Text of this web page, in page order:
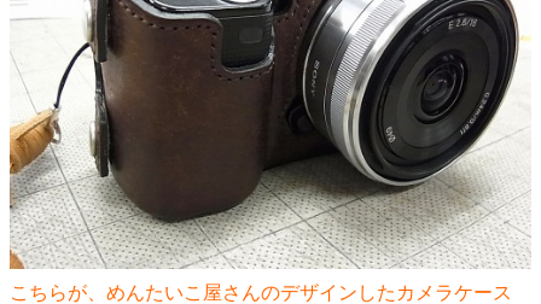
こちらが、めんたいこ屋さんのデザインしたカメラケース